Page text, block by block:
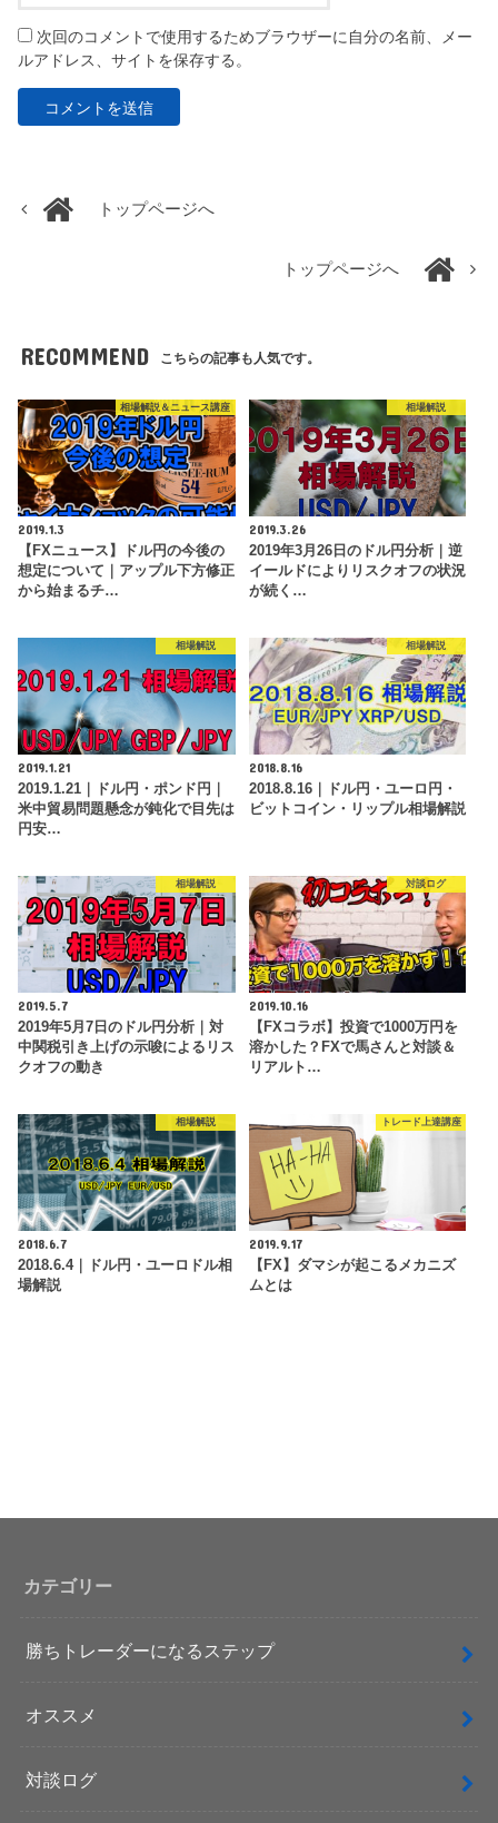
次回のコメントで使用するためブラウザーに自分の名前、メー
ルアドレス、サイトを保存する。
トップページへ
トップページへ
RECOMMEND こちらの記事も人気です。
相場解説＆ニュース講座
2019.1.3
【FXニュース】ドル円の今後の
想定について｜アップル下方修正
から始まるチ…
相場解説
2019.3.26
2019年3月26日のドル円分析｜逆
イールドによりリスクオフの状況
が続く…
相場解説
2019.1.21
2019.1.21｜ドル円・ポンド円｜
米中貿易問題懸念が鈍化で目先は
円安…
相場解説
2018.8.16
2018.8.16｜ドル円・ユーロ円・
ビットコイン・リップル相場解説
相場解説
2019.5.7
2019年5月7日のドル円分析｜対
中関税引き上げの示唆によるリス
クオフの動き
対談ログ
2019.10.16
【FXコラボ】投資で1000万円を
溶かした？FXで馬さんと対談＆
リアルト…
相場解説
2018.6.7
2018.6.4｜ドル円・ユーロドル相
場解説
トレード上達講座
2019.9.17
【FX】ダマシが起こるメカニズ
ムとは
カテゴリー
勝ちトレーダーになるステップ
オススメ
対談ログ